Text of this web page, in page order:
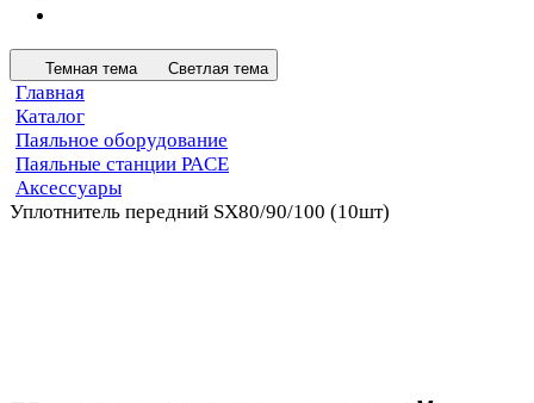
Темная тема Светлая тема
Главная
Каталог
Паяльное оборудование
Паяльные станции PACE
Аксессуары
Уплотнитель передний SX80/90/100 (10шт)